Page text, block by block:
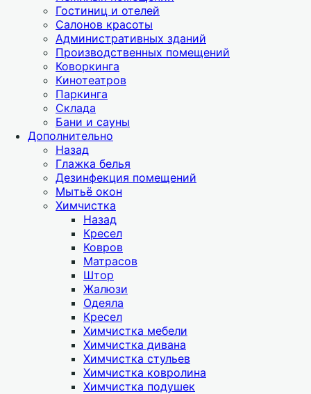
Гостиниц и отелей
Салонов красоты
Административных зданий
Производственных помещений
Коворкинга
Кинотеатров
Паркинга
Склада
Бани и сауны
Дополнительно
Назад
Глажка белья
Дезинфекция помещений
Мытьё окон
Химчистка
Назад
Кресел
Ковров
Матрасов
Штор
Жалюзи
Одеяла
Кресел
Химчистка мебели
Химчистка дивана
Химчистка стульев
Химчистка ковролина
Химчистка подушек